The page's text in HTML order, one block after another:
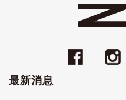
最新消息